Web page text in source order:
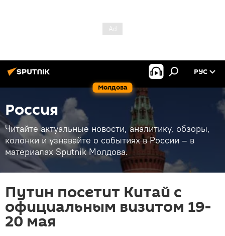
Молдова
РУС
Россия
Читайте актуальные новости, аналитику, обзоры,
колонки и узнавайте о событиях в России – в
материалах Sputnik Молдова.
Путин посетит Китай с
официальным визитом 19-
20 мая